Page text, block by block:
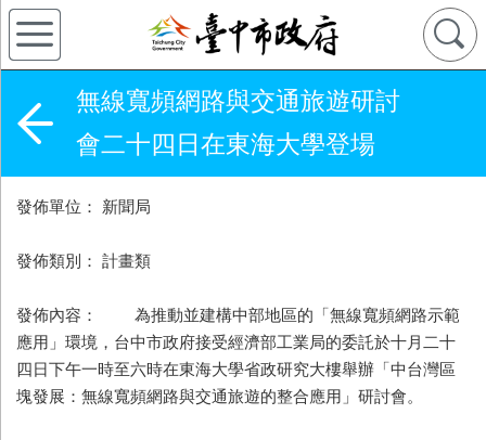
無線寬頻網路與交通旅遊研討
會二十四日在東海大學登場
發佈單位： 新聞局
發佈類別： 計畫類
發佈內容： 為推動並建構中部地區的「無線寬頻網路示範
應用」環境，台中市政府接受經濟部工業局的委託於十月二十
四日下午一時至六時在東海大學省政研究大樓舉辦「中台灣區
塊發展：無線寬頻網路與交通旅遊的整合應用」研討會。